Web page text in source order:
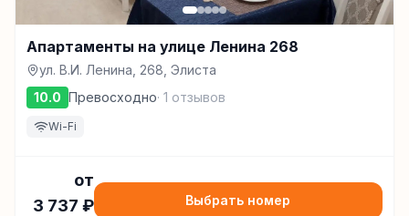
Апартаменты на улице Ленина 268
ул. В.И. Ленина, 268, Элиста
10.0 Превосходно· 1 отзывов
Wi-Fi
от
3 737 ₽ Выбрать номер